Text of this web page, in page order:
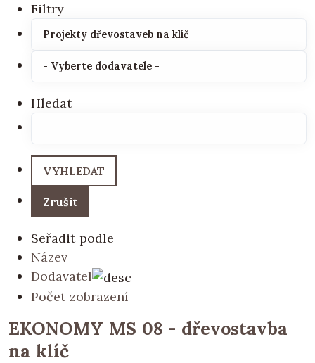
Filtry
Hledat
Seřadit podle
Název
Dodavatel
Počet zobrazení
EKONOMY MS 08 - dřevostavba
na klíč